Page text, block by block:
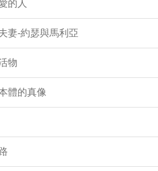
的人
妻-約瑟與馬利亞
物
體的真像